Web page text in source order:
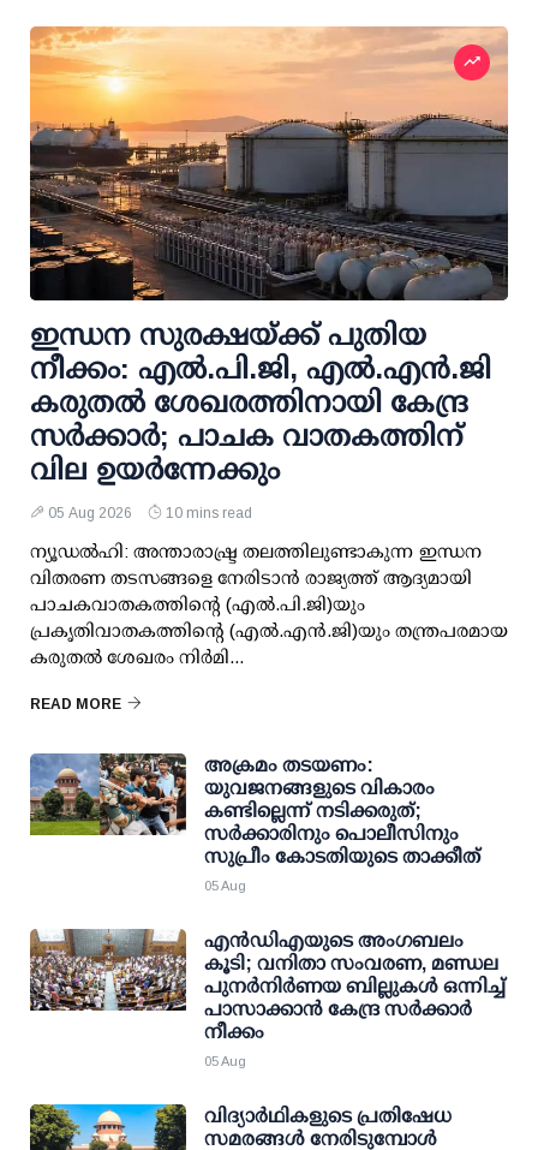
ഇന്ധന സുരക്ഷയ്ക്ക് പുതിയ
നീക്കം: എല്‍.പി.ജി, എല്‍.എന്‍.ജി
കരുതല്‍ ശേഖരത്തിനായി കേന്ദ്ര
സര്‍ക്കാര്‍; പാചക വാതകത്തിന്
വില ഉയര്‍ന്നേക്കും
05 Aug 2026 10 mins read
ന്യൂഡല്‍ഹി: അന്താരാഷ്ട്ര തലത്തിലുണ്ടാകുന്ന ഇന്ധന
വിതരണ തടസങ്ങളെ നേരിടാന്‍ രാജ്യത്ത് ആദ്യമായി
പാചകവാതകത്തിന്റെ (എല്‍.പി.ജി)യും
പ്രകൃതിവാതകത്തിന്റെ (എല്‍.എന്‍.ജി)യും തന്ത്രപരമായ
കരുതല്‍ ശേഖരം നിര്‍മി...
READ MORE
അക്രമം തടയണം:
യുവജനങ്ങളുടെ വികാരം
കണ്ടില്ലെന്ന് നടിക്കരുത്;
സര്‍ക്കാരിനും പൊലീസിനും
സുപ്രീം കോടതിയുടെ താക്കീത്
05 Aug
എന്‍ഡിഎയുടെ അംഗബലം
കൂടി; വനിതാ സംവരണ, മണ്ഡല
പുനര്‍നിര്‍ണയ ബില്ലുകള്‍ ഒന്നിച്ച്
പാസാക്കാന്‍ കേന്ദ്ര സര്‍ക്കാര്‍
നീക്കം
05 Aug
വിദ്യാര്‍ഥികളുടെ പ്രതിഷേധ
സമരങ്ങള്‍ നേരിടുമ്പോള്‍